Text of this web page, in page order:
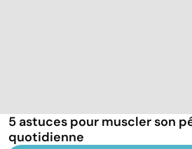
5 astuces pour muscler son
quotidienne